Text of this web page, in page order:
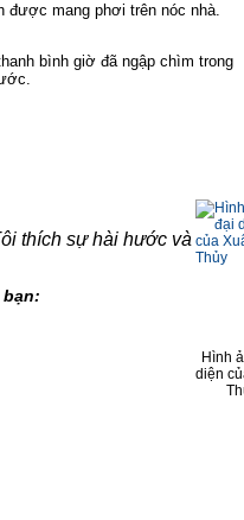
được mang phơi trên nóc nhà.
bình giờ đã ngập chìm trong
Hình
diện
thích sự hài hước và